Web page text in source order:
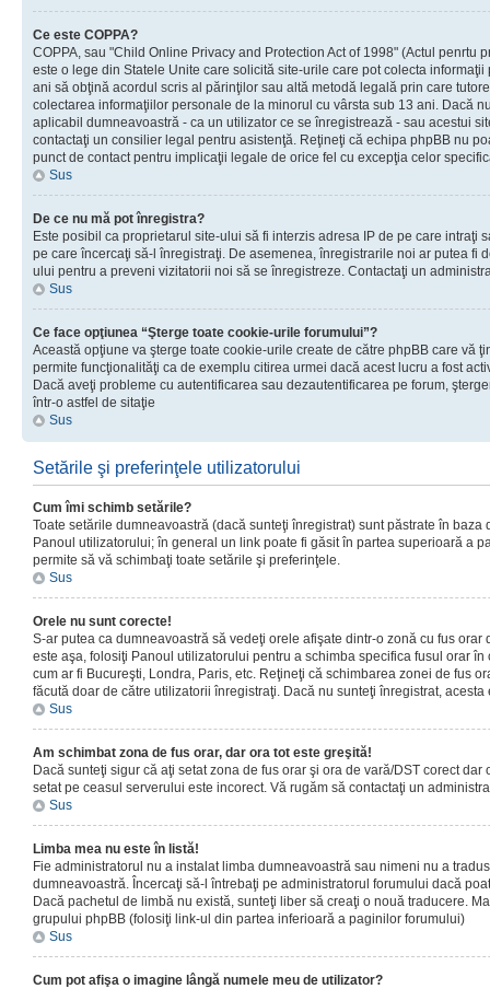
Ce este COPPA?
COPPA, sau "Child Online Privacy and Protection Act of 1998" (Actul penrtu
este o lege din Statele Unite care solicită site-urile care pot colecta
ani să obţină acordul scris al părinţilor sau altă metodă legală prin care
colectarea informaţiilor personale de la minorul cu vârsta sub 13 ani. Dacă
aplicabil dumneavoastră - ca un utilizator ce se înregistrează - sau acestui
contactaţi un consilier legal pentru asistenţă. Reţineţi că echipa phpBB nu
punct de contact pentru implicaţii legale de orice fel cu excepţia celor
Sus
De ce nu mă pot înregistra?
Este posibil ca proprietarul site-ului să fi interzis adresa IP de pe care intraţi
pe care încercaţi să-l înregistraţi. De asemenea, înregistrarile noi ar putea fi
ului pentru a preveni vizitatorii noi să se înregistreze. Contactaţi un
Sus
Ce face opţiunea “Şterge toate cookie-urile forumului”?
Această opţiune va şterge toate cookie-urile create de către phpBB care vă
permite funcţionalităţi ca de exemplu citirea urmei dacă acest lucru a fost
Dacă aveţi probleme cu autentificarea sau dezautentificarea pe forum,
într-o astfel de sitaţie
Sus
Setările şi preferinţele utilizatorului
Cum îmi schimb setările?
Toate setările dumneavoastră (dacă sunteţi înregistrat) sunt păstrate în baza
Panoul utilizatorului; în general un link poate fi găsit în partea superioară a
permite să vă schimbaţi toate setările şi preferinţele.
Sus
Orele nu sunt corecte!
S-ar putea ca dumneavoastră să vedeţi orele afişate dintr-o zonă cu fus orar
este aşa, folosiţi Panoul utilizatorului pentru a schimba specifica fusul orar
cum ar fi Bucureşti, Londra, Paris, etc. Reţineţi că schimbarea zonei de fus
făcută doar de către utilizatorii înregistraţi. Dacă nu sunteţi înregistrat, acesta
Sus
Am schimbat zona de fus orar, dar ora tot este greşită!
Dacă sunteţi sigur că aţi setat zona de fus orar şi ora de vară/DST corect
setat pe ceasul serverului este incorect. Vă rugăm să contactaţi un
Sus
Limba mea nu este în listă!
Fie administratorul nu a instalat limba dumneavoastră sau nimeni nu a
dumneavoastră. Încercaţi să-l întrebaţi pe administratorul forumului dacă
Dacă pachetul de limbă nu există, sunteţi liber să creaţi o nouă traducere.
grupului phpBB (folosiţi link-ul din partea inferioară a paginilor forumului)
Sus
Cum pot afişa o imagine lângă numele meu de utilizator?